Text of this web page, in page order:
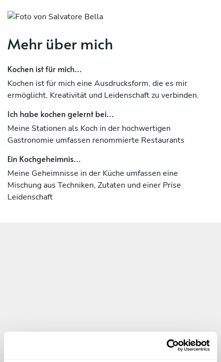
ich mit Hingabe lebe
Mehr über mich
Kochen ist für mich...
Kochen ist für mich eine Ausdrucksform, die es mir
ermöglicht, Kreativität und Leidenschaft zu verbinden.
Ich habe kochen gelernt bei...
Meine Stationen als Koch in der hochwertigen
Gastronomie umfassen renommierte Restaurants
Ein Kochgeheimnis...
Meine Geheimnisse in der Küche umfassen eine
Mischung aus Techniken, Zutaten und einer Prise
Leidenschaft